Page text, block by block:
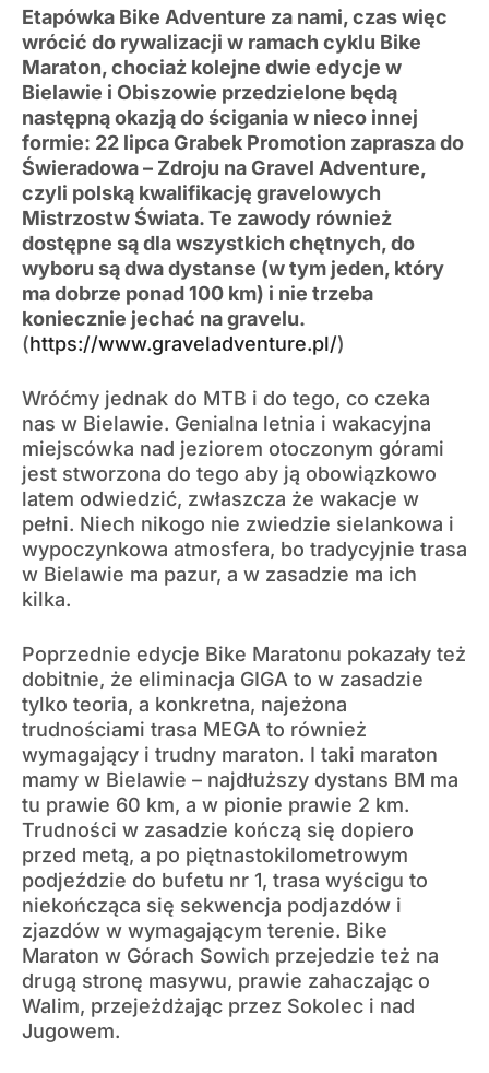
Etapówka Bike Adventure za nami, czas więc
wrócić do rywalizacji w ramach cyklu Bike
Maraton, chociaż kolejne dwie edycje w
Bielawie i Obiszowie przedzielone będą
następną okazją do ścigania w nieco innej
formie: 22 lipca Grabek Promotion zaprasza do
Świeradowa – Zdroju na Gravel Adventure,
czyli polską kwalifikację gravelowych
Mistrzostw Świata. Te zawody również
dostępne są dla wszystkich chętnych, do
wyboru są dwa dystanse (w tym jeden, który
ma dobrze ponad 100 km) i nie trzeba
koniecznie jechać na gravelu.
(https://www.graveladventure.pl/)
Wróćmy jednak do MTB i do tego, co czeka
nas w Bielawie. Genialna letnia i wakacyjna
miejscówka nad jeziorem otoczonym górami
jest stworzona do tego aby ją obowiązkowo
latem odwiedzić, zwłaszcza że wakacje w
pełni. Niech nikogo nie zwiedzie sielankowa i
wypoczynkowa atmosfera, bo tradycyjnie trasa
w Bielawie ma pazur, a w zasadzie ma ich
kilka.
Poprzednie edycje Bike Maratonu pokazały też
dobitnie, że eliminacja GIGA to w zasadzie
tylko teoria, a konkretna, najeżona
trudnościami trasa MEGA to również
wymagający i trudny maraton. I taki maraton
mamy w Bielawie – najdłuższy dystans BM ma
tu prawie 60 km, a w pionie prawie 2 km.
Trudności w zasadzie kończą się dopiero
przed metą, a po piętnastokilometrowym
podjeździe do bufetu nr 1, trasa wyścigu to
niekończąca się sekwencja podjazdów i
zjazdów w wymagającym terenie. Bike
Maraton w Górach Sowich przejedzie też na
drugą stronę masywu, prawie zahaczając o
Walim, przejeżdżając przez Sokolec i nad
Jugowem.